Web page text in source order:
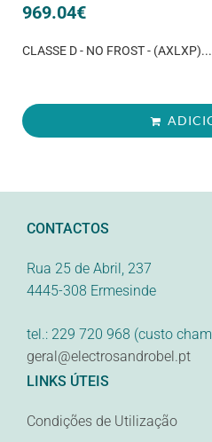
969.04€
CLASSE D - NO FROST - (AXLXP)...
CONTACTOS
Rua 25 de Abril, 237
4445-308 Ermesinde
tel.: 229 720 968 (custo
geral@electrosandrobel.pt
LINKS ÚTEIS
Condições de Utilização